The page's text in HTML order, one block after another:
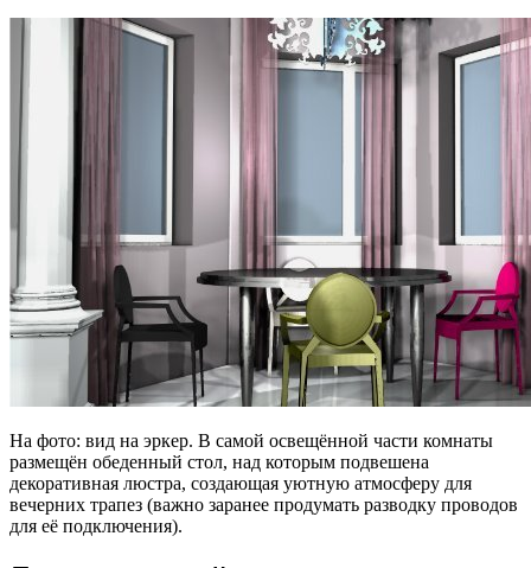
На фото: вид на эркер. В самой освещённой части комнаты
размещён обеденный стол, над которым подвешена
декоративная люстра, создающая уютную атмосферу для
вечерних трапез (важно заранее продумать разводку проводов
для её подключения).